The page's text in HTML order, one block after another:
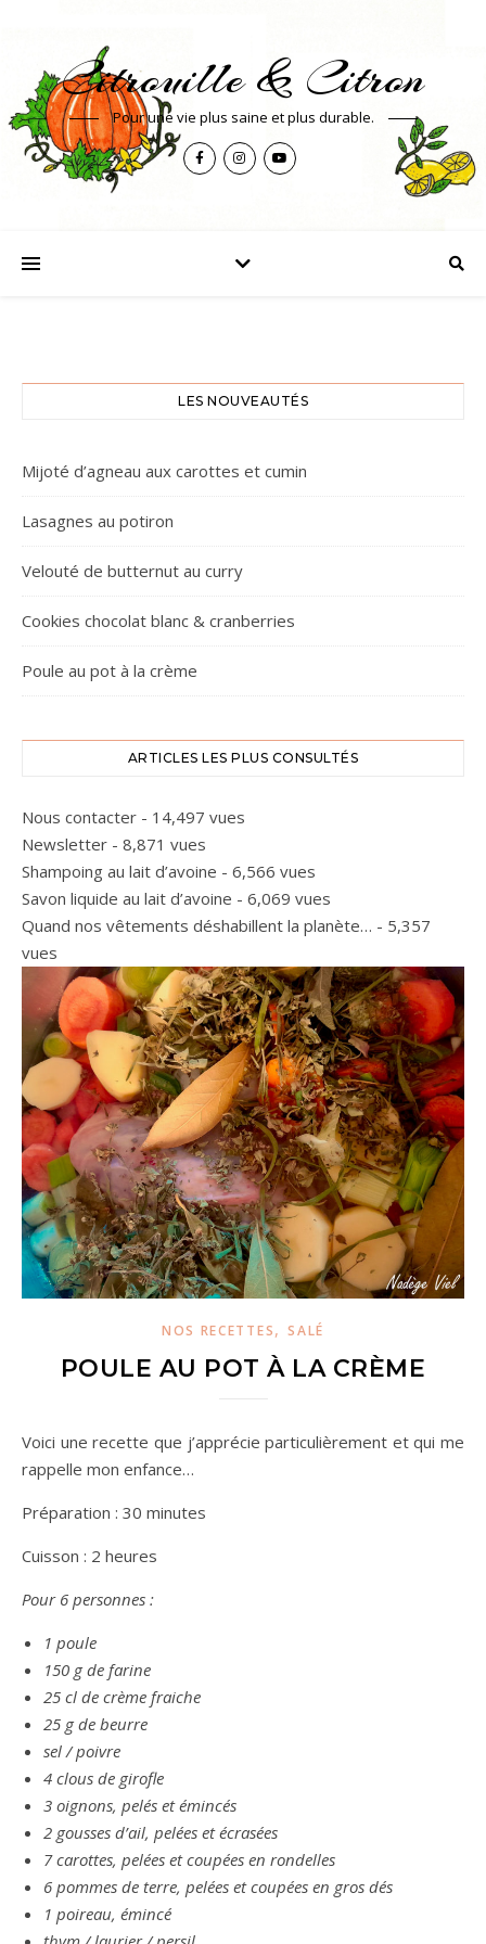
Citrouille & Citron
Pour une vie plus saine et plus durable.
LES NOUVEAUTÉS
Mijoté d’agneau aux carottes et cumin
Lasagnes au potiron
Velouté de butternut au curry
Cookies chocolat blanc & cranberries
Poule au pot à la crème
ARTICLES LES PLUS CONSULTÉS
Nous contacter - 14,497 vues
Newsletter - 8,871 vues
Shampoing au lait d’avoine - 6,566 vues
Savon liquide au lait d’avoine - 6,069 vues
Quand nos vêtements déshabillent la planète… - 5,357
vues
NOS RECETTES,SALÉ
POULE AU POT À LA CRÈME
Voici une recette que j’apprécie particulièrement et qui me
rappelle mon enfance…
Préparation : 30 minutes
Cuisson : 2 heures
Pour 6 personnes :
1 poule
150 g de farine
25 cl de crème fraiche
25 g de beurre
sel / poivre
4 clous de girofle
3 oignons, pelés et émincés
2 gousses d’ail, pelées et écrasées
7 carottes, pelées et coupées en rondelles
6 pommes de terre, pelées et coupées en gros dés
1 poireau, émincé